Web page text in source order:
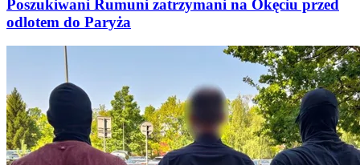
Poszukiwani Rumuni zatrzymani na Okęciu przed
odlotem do Paryża